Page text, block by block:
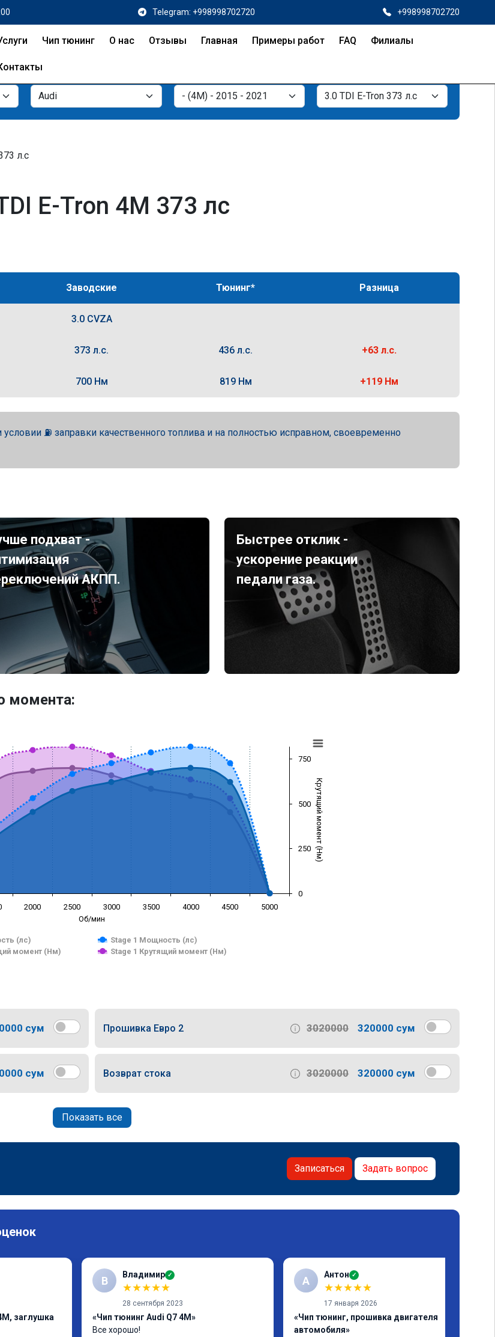
Telegram: +998998702720 +998998702720
Чип тюнинг О нас Отзывы Главная Примеры работ FAQ Филиалы
л.с
E-Tron 4M 373 лс
Заводские Тюнинг* Разница
3.0 CVZA
373 л.с. 436 л.с. +63 л.с.
700 Нм 819 Нм +119 Нм
⛽ заправки качественного топлива и на полностью исправном, своевременно
подхват -
АКПП.
Быстрее отклик -
ускорение реакции
педали газа.
момента:
Об/мин
Крутящий момент (Нм)
(лс)
Stage 1 Мощность (лс)
момент (Нм)
Stage 1 Крутящий момент (Нм)
2000 2500 3000 3500 4000 4500 5000
0
250
500
750
сум Прошивка Евро 2 3020000 320000 сум
сум Возврат стока 3020000 320000 сум
Показать все
Записаться Задать вопрос
заглушка
В Владимир ✓
★★★★★
28 сентября 2023
«Чип тюнинг Audi Q7 4M»
Все хорошо!
А Антон ✓
★★★★★
17 января 2026
«Чип тюнинг, прошивка двигателя
автомобиля»